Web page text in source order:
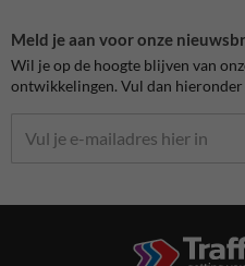
Meld je aan voor onze
Wil je op de hoogte blijven van
ontwikkelingen. Vul dan hieronder